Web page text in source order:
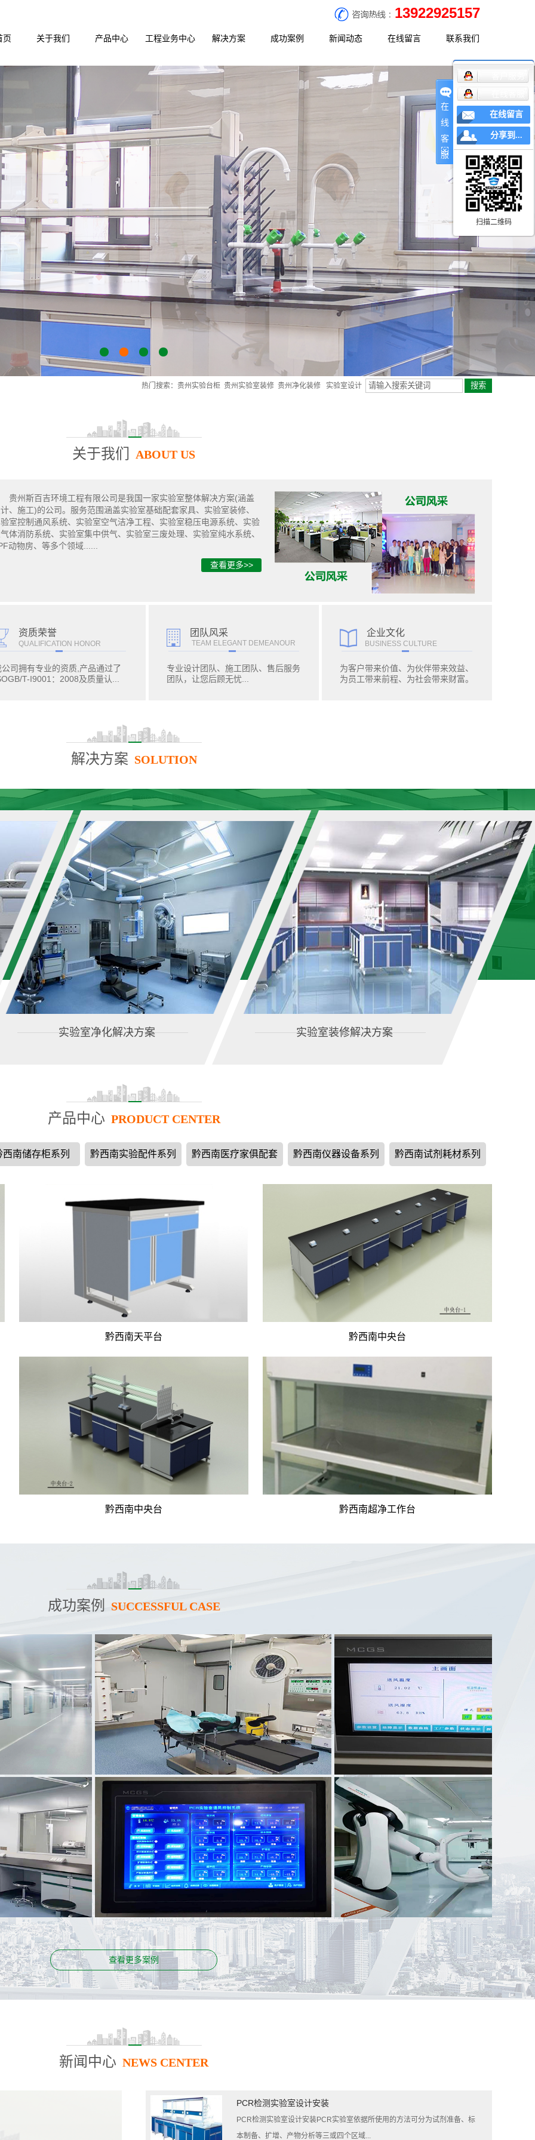
13922925157
页 关于我们
公司介绍
企业文化
荣誉资质
产品中心
黔西南实验台系列
黔西南储存柜系列
黔西南实验配件系列
黔西南医疗家俱配套
黔西南仪器设备系列
黔西南试剂耗材系列
黔西南实验室设计
黔西南PCR实验室设计施工
工程业务中心
实验室装修
实验室通风
实验室家具
手术室ICU
废气废水处理
解决方案
实验室装修解决方案
实验室净化解决方案
实验室通风解决方案
成功案例
工程案例
新闻动态
公司新闻
常见问题
在线留言 联系我们
联系方式
地理位置
热门搜索： 贵州实验台柜 贵州实验室装修 贵州净化装修 实验室设计
关于我们 ABOUT US
贵州斯百吉环境工程有限公司是我国一家实验室整体解决方案(涵盖
、施工)的公司。服务范围涵盖实验室基础配套家具、实验室装修、
室控制通风系统、实验室空气洁净工程、实验室稳压电源系统、实验
体消防系统、实验室集中供气、实验室三废处理、实验室纯水系统、
动物房、等多个领域......
查看更多>>
资质荣誉
QUALIFICATION HONOR
公司拥有专业的资质,产品通过了
T-I9001：2008及质量认...
团队风采
TEAM ELEGANT DEMEANOUR
专业设计团队、施工团队、售后服务
团队，让您后顾无忧...
企业文化
BUSINESS CULTURE
为客户带来价值、为伙伴带来效益、
为员工带来前程、为社会带来财富。
解决方案 SOLUTION
实验室净化解决方案 实验室装修解决方案
产品中心 PRODUCT CENTER
西南储存柜系列 黔西南实验配件系列 黔西南医疗家俱配套 黔西南仪器设备系列 黔西南试剂耗材系列
黔西南天平台 黔西南中央台
黔西南中央台 黔西南超净工作台
成功案例 SUCCESSFUL CASE
案例名称：
案例名称：贵州医科大学第二附属医院PCR实验室
案例名称：大自然科技股份有限公司
案例名称： 武冈市人民医院DSA手术室
查看更多案例
新闻中心 NEWS CENTER
PCR检测实验室设计安装
PCR检测实验室设计安装PCR实验室依据所使用的方法可分为试剂准备、标
本制备、扩增、产物分析等三或四个区域...
在
线
客
服
在线留言
分享到...
扫描二维码